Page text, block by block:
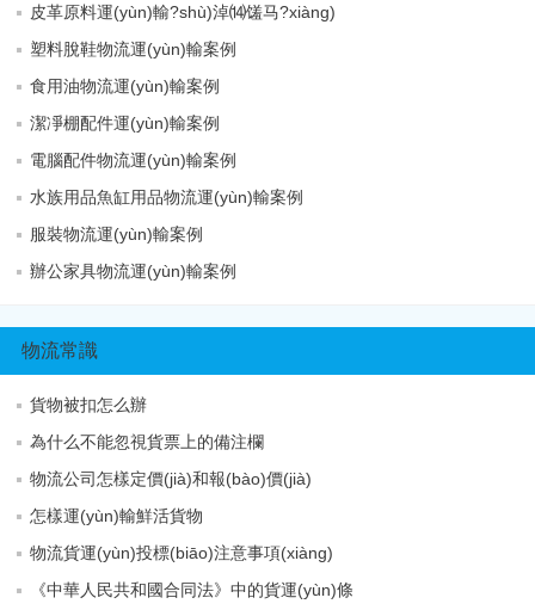
皮革原料運(yùn)輸?shù)淖⒁馐马?xiàng)
塑料脫鞋物流運(yùn)輸案例
食用油物流運(yùn)輸案例
潔凈棚配件運(yùn)輸案例
電腦配件物流運(yùn)輸案例
水族用品魚缸用品物流運(yùn)輸案例
服裝物流運(yùn)輸案例
辦公家具物流運(yùn)輸案例
物流常識
貨物被扣怎么辦
為什么不能忽視貨票上的備注欄
物流公司怎樣定價(jià)和報(bào)價(jià)
怎樣運(yùn)輸鮮活貨物
物流貨運(yùn)投標(biāo)注意事項(xiàng)
《中華人民共和國合同法》中的貨運(yùn)條